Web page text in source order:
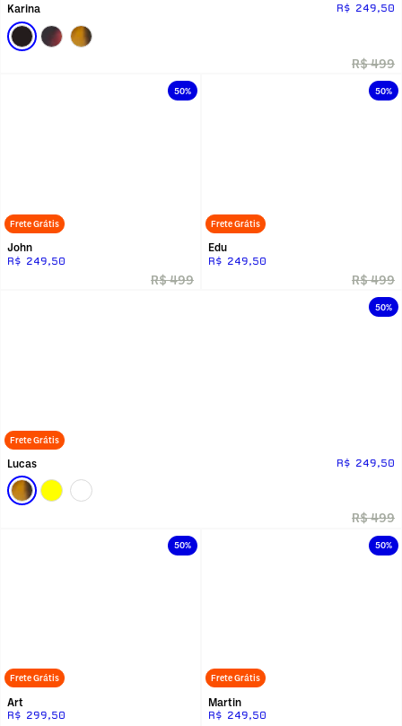
Karina R$ 249,50
R$ 499
50%
Frete Grátis
John
R$ 249,50
R$ 499
50%
Frete Grátis
Lucas R$ 249,50
R$ 499
50%
Frete Grátis
Edu
R$ 249,50
R$ 499
50%
Frete Grátis
Art
R$ 299,50
50%
Frete Grátis
Martin
R$ 249,50